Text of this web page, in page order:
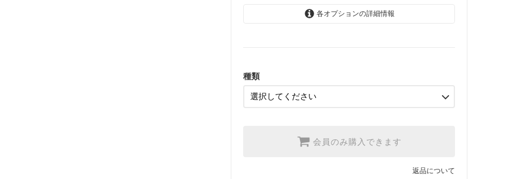
各オプションの詳細情報
【2026/9/20〆10月発送予定
種類
会員のみ購入できます
返品について